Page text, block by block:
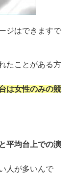
ジはできますで
たことがある方
は女性のみの競
平均台上での演
人が多いんで